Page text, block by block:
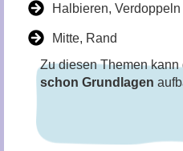
Halbieren,
Mitte, Rand
Zu diesen Themen kann
schon Grundlagen